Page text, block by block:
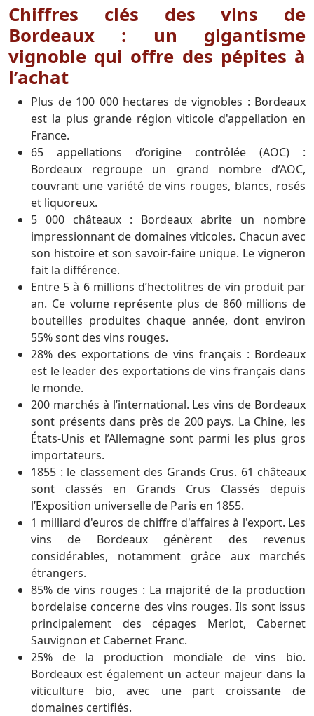
Chiffres clés des vins de
Bordeaux : un gigantisme
vignoble qui offre des pépites à
l’achat
Plus de 100 000 hectares de vignobles : Bordeaux
est la plus grande région viticole d'appellation en
France.
65 appellations d’origine contrôlée (AOC) :
Bordeaux regroupe un grand nombre d’AOC,
couvrant une variété de vins rouges, blancs, rosés
et liquoreux.
5 000 châteaux : Bordeaux abrite un nombre
impressionnant de domaines viticoles. Chacun avec
son histoire et son savoir-faire unique. Le vigneron
fait la différence.
Entre 5 à 6 millions d’hectolitres de vin produit par
an. Ce volume représente plus de 860 millions de
bouteilles produites chaque année, dont environ
55% sont des vins rouges.
28% des exportations de vins français : Bordeaux
est le leader des exportations de vins français dans
le monde.
200 marchés à l’international. Les vins de Bordeaux
sont présents dans près de 200 pays. La Chine, les
États-Unis et l’Allemagne sont parmi les plus gros
importateurs.
1855 : le classement des Grands Crus. 61 châteaux
sont classés en Grands Crus Classés depuis
l’Exposition universelle de Paris en 1855.
1 milliard d'euros de chiffre d'affaires à l'export. Les
vins de Bordeaux génèrent des revenus
considérables, notamment grâce aux marchés
étrangers.
85% de vins rouges : La majorité de la production
bordelaise concerne des vins rouges. Ils sont issus
principalement des cépages Merlot, Cabernet
Sauvignon et Cabernet Franc.
25% de la production mondiale de vins bio.
Bordeaux est également un acteur majeur dans la
viticulture bio, avec une part croissante de
domaines certifiés.